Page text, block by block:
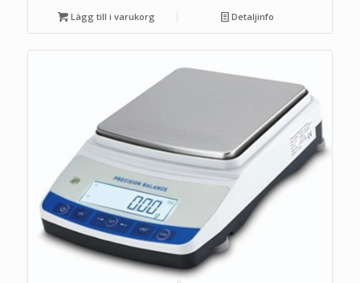
Lägg till i varukorg Detaljinfo